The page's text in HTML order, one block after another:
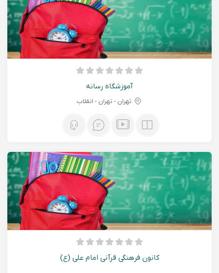
آموزشگاه رسانه
تهران - تهران - انقلاب
کانون فرهنگی قرآنی امام علی (ع)